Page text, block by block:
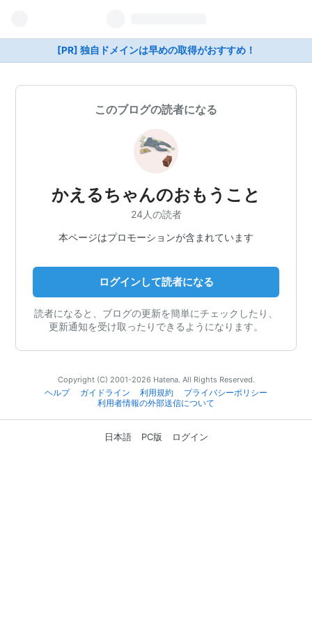
[PR] 独自ドメインは早めの取得がおすすめ！
このブログの読者になる
かえるちゃんのおもうこと
24人の読者
本ページはプロモーションが含まれています
ログインして読者になる
読者になると、ブログの更新を簡単にチェックしたり、
更新通知を受け取ったりできるようになります。
Copyright (C) 2001-2026 Hatena. All Rights Reserved.
ヘルプ
ガイドライン 利用規約
プライバシーポリシー
利用者情報の外部送信について
日本語 PC版 ログイン